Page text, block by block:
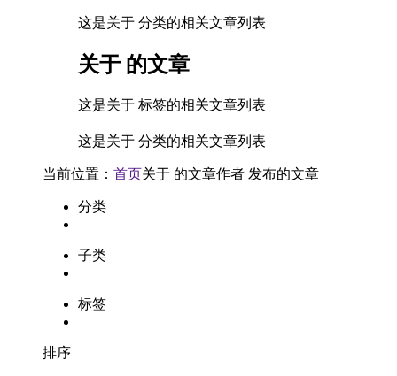
这是关于 分类的相关文章列表
关于 的文章
这是关于 标签的相关文章列表
这是关于 分类的相关文章列表
当前位置： 首页关于 的文章作者 发布的文章
分类
子类
标签
排序